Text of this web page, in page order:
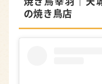
の焼き鳥店